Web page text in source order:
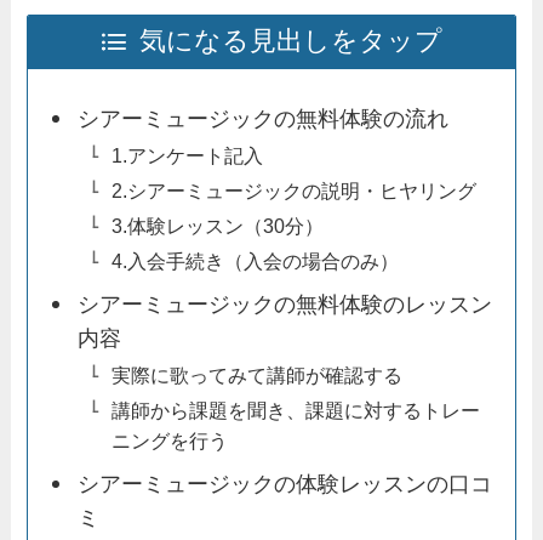
気になる見出しをタップ
シアーミュージックの無料体験の流れ
1.アンケート記入
2.シアーミュージックの説明・ヒヤリング
3.体験レッスン（30分）
4.入会手続き（入会の場合のみ）
シアーミュージックの無料体験のレッスン
内容
実際に歌ってみて講師が確認する
講師から課題を聞き、課題に対するトレー
ニングを行う
シアーミュージックの体験レッスンの口コ
ミ